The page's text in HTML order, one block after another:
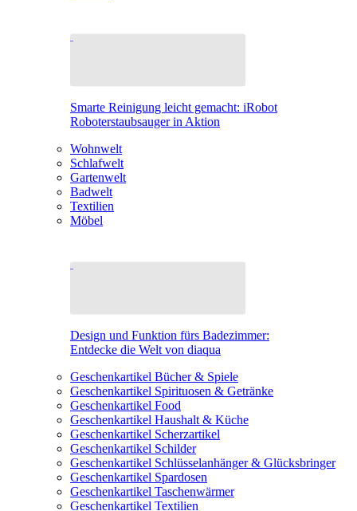
Smarte Reinigung leicht gemacht: iRobot
Roboterstaubsauger in Aktion
Wohnwelt
Schlafwelt
Gartenwelt
Badwelt
Textilien
Möbel
Design und Funktion fürs Badezimmer:
Entdecke die Welt von diaqua
Geschenkartikel Bücher & Spiele
Geschenkartikel Spirituosen & Getränke
Geschenkartikel Food
Geschenkartikel Haushalt & Küche
Geschenkartikel Scherzartikel
Geschenkartikel Schilder
Geschenkartikel Schlüsselanhänger & Glücksbringer
Geschenkartikel Spardosen
Geschenkartikel Taschenwärmer
Geschenkartikel Textilien